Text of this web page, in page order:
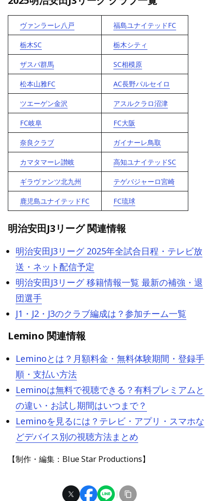
ヴァンラーレ八戸 福島ユナイテッドFC
栃木SC 栃木シティ
ザスパ群馬 SC相模原
松本山雅FC AC長野パルセイロ
ツエーゲン金沢 アスルクラロ沼津
FC岐阜 FC大阪
奈良クラブ ガイナーレ鳥取
カマタマーレ讃岐 高知ユナイテッドSC
ギラヴァンツ北九州 テゲバジャーロ宮崎
鹿児島ユナイテッドFC FC琉球
明治安田J3リーグ 関連情報
明治安田J3リーグ 2025年全試合日程・テレビ放
送・ネット配信予定
明治安田J3リーグ 移籍情報一覧 最新の補強・退
団選手
J1・J2・J3のクラブ編成は？参加チーム一覧
Lemino 関連情報
Leminoとは？月額料金・無料体験期間・登録手
順・支払い方法
Leminoは無料で視聴できる？有料プレミアムと
の違い・お試し期間はいつまで？
Leminoを見るには？テレビ・アプリ・スマホな
どデバイス別の視聴方法まとめ
【制作・編集：Blue Star Productions】